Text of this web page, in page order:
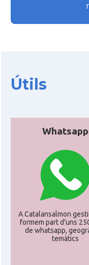
CAMON
CAMON
CAMON
CAMON
Útils
Whatsapp
A Catalansalmon
formem part d'uns
de whatsapp,
temàtics